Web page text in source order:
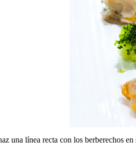
una línea recta con los berberechos